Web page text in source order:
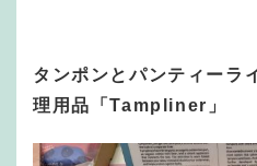
タンポンとパンティーラ
理用品「Tampliner」